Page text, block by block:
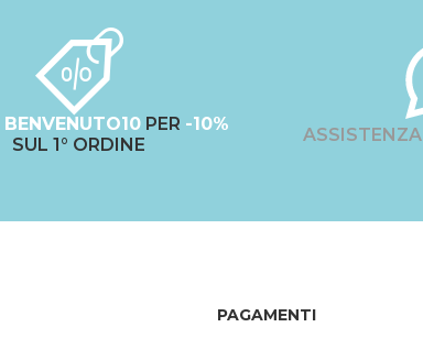
BENVENUTO10 PER -10%
SUL 1° ORDINE
ASSISTENZA
PAGAMENTI